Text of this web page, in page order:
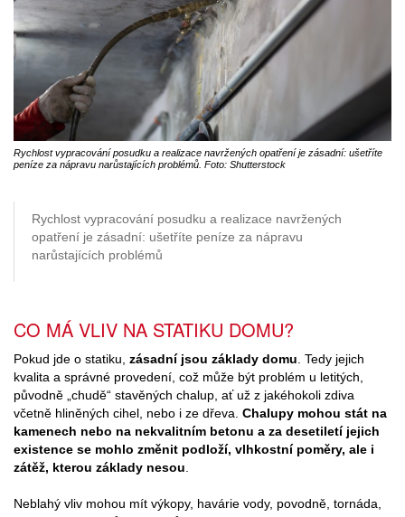
Rychlost vypracování posudku a realizace navržených opatření je zásadní: ušetříte
peníze za nápravu narůstajících problémů. Foto: Shutterstock
Rychlost vypracování posudku a realizace navržených
opatření je zásadní: ušetříte peníze za nápravu
narůstajících problémů
CO MÁ VLIV NA STATIKU DOMU?
Pokud jde o statiku, zásadní jsou základy domu . Tedy jejich
kvalita a správné provedení, což může být problém u letitých,
původně „chudě“ stavěných chalup, ať už z jakéhokoli zdiva
včetně hliněných cihel, nebo i ze dřeva. Chalupy mohou stát na
kamenech nebo na nekvalitním betonu a za desetiletí jejich
existence se mohlo změnit podloží, vlhkostní poměry, ale i
zátěž, kterou základy nesou
Neblahý vliv mohou mít výkopy, havárie vody, povodně, tornáda,